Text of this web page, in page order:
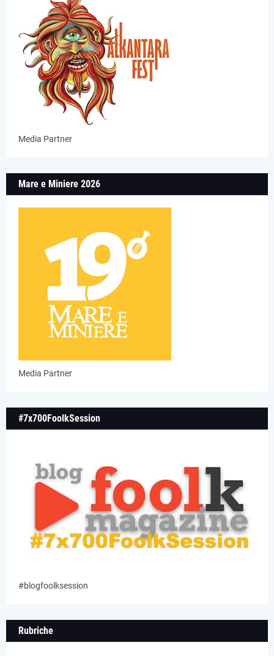
Media Partner
Mare e Miniere 2026
Media Partner
#7x700FoolkSession
#blogfoolksession
Rubriche